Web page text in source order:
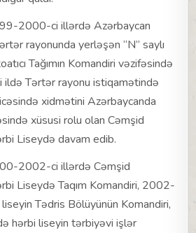
2000-ci illərdə Azərbaycan
rayonunda yerləşən “N” saylı
Tağımın Komandiri vəzifəsində
Tərtər rayonu istiqamətində
xidmətini Azərbaycanda
xüsusi rolu olan Cəmşid
Liseydə davam edib.
2002-ci illərdə Cəmşid
Liseydə Taqım Komandiri, 2002-
Tədris Bölüyünün Komandiri,
hərbi liseyin tərbiyəvi işlər